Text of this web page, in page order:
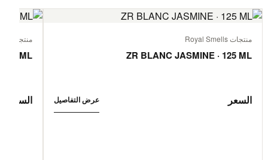
منتجات Royal Smells
ZR BLANC JASMINE · 125 ML
السعر عرض التفاصيل
منتجات Royal Smells
ML
السعر